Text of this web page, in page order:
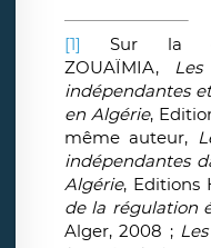
[1]
Sur la
ZOUAÏMIA,
indépendantes
en Algérie,
même auteur,
indépendantes
Algérie, Editions
de la régulation
Alger, 2008 ;